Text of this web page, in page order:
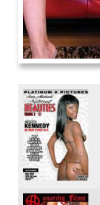
Internal Explosionen